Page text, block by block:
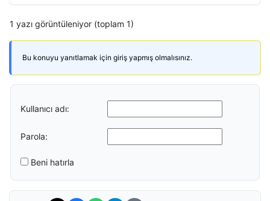
1 yazı görüntüleniyor (toplam 1)
Bu konuyu yanıtlamak için giriş yapmış olmalısınız.
Kullanıcı adı:
Parola:
Beni hatırla